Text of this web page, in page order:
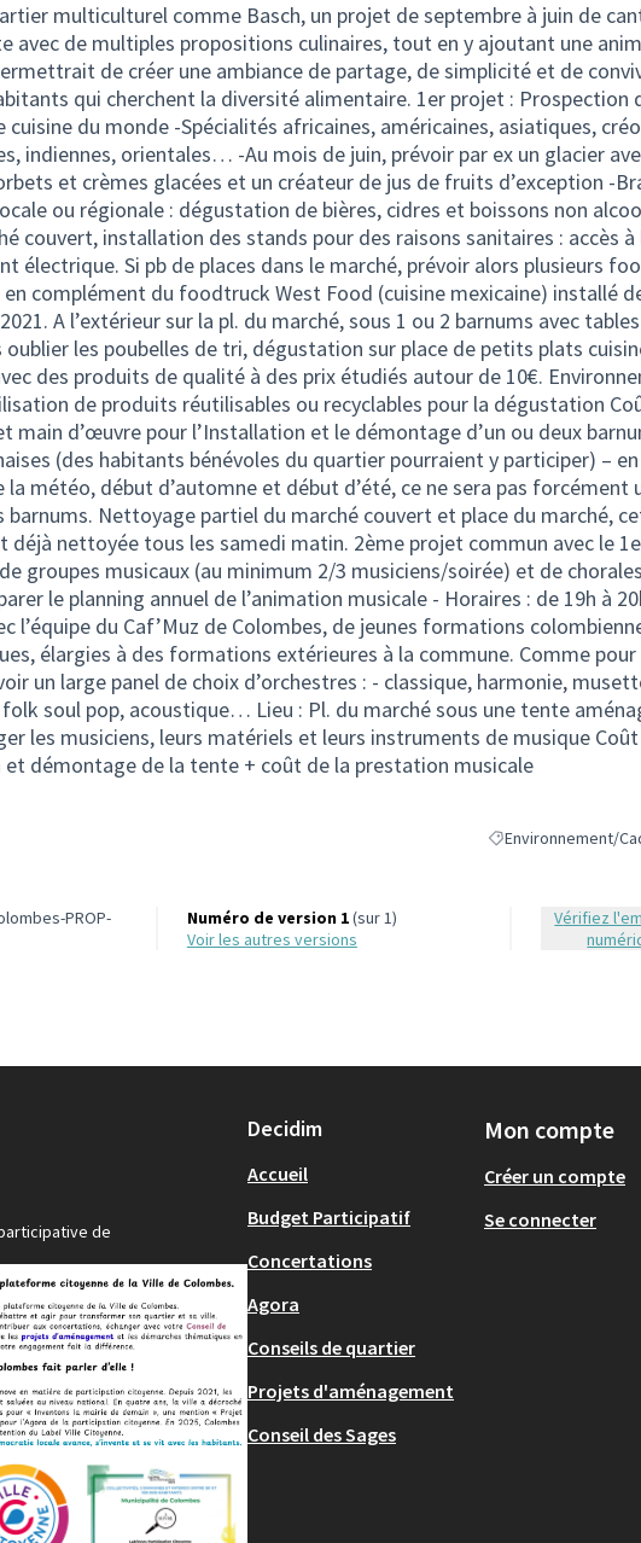
multiculturel comme Basch, un projet de septembre à juin de
avec de multiples propositions culinaires, tout en y ajoutant une
de créer une ambiance de partage, de simplicité et de
qui cherchent la diversité alimentaire. 1er projet : Prospection
cuisine du monde -Spécialités africaines, américaines, asiatiques,
indiennes, orientales… -Au mois de juin, prévoir par ex un glacier
et crèmes glacées et un créateur de jus de fruits d’exception -
ou régionale : dégustation de bières, cidres et boissons non
couvert, installation des stands pour des raisons sanitaires : accès à
électrique. Si pb de places dans le marché, prévoir alors plusieurs
en complément du foodtruck West Food (cuisine mexicaine) installé
A l’extérieur sur la pl. du marché, sous 1 ou 2 barnums avec
oublier les poubelles de tri, dégustation sur place de petits plats
des produits de qualité à des prix étudiés autour de 10€.
de produits réutilisables ou recyclables pour la dégustation
main d’œuvre pour l’Installation et le démontage d’un ou deux
(des habitants bénévoles du quartier pourraient y participer) – en
météo, début d’automne et début d’été, ce ne sera pas forcément
barnums. Nettoyage partiel du marché couvert et place du marché,
déjà nettoyée tous les samedi matin. 2ème projet commun avec le
groupes musicaux (au minimum 2/3 musiciens/soirée) et de
le planning annuel de l’animation musicale - Horaires : de 19h à
l’équipe du Caf’Muz de Colombes, de jeunes formations
élargies à des formations extérieures à la commune. Comme pour
un large panel de choix d’orchestres : - classique, harmonie,
soul pop, acoustique… Lieu : Pl. du marché sous une tente
les musiciens, leurs matériels et leurs instruments de musique Coût
démontage de la tente + coût de la prestation musicale
Filtrer les résultats
Environnement/
PROP-
Numéro de version 1(sur 1)
voir les autres versions
Vérifiez l'empreinte
de
Decidim
Accueil
Budget Participatif
Concertations
Agora
Conseils de quartier
Projets d'aménagement
Conseil des Sages
Mon compte
Créer un compte
Se connecter